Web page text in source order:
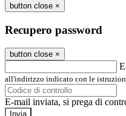
button close ×
Recupero password
button close ×
all'indirizzo indicato con le
E-mail inviata, si prega di